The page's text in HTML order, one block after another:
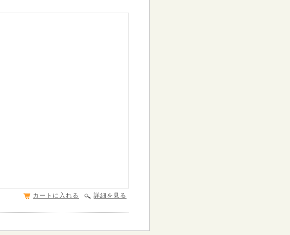
詳細を見る
カートに入れる